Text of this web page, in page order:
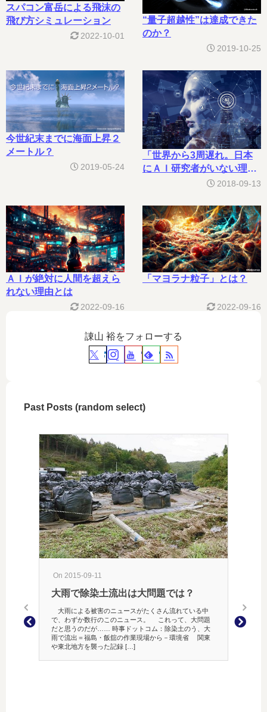
スパコン富岳による飛沫の
飛び方シミュレーション
2022-10-01
“量子超越性”は達成できた
のか？
2019-10-25
今世紀末までに海面上昇２
メートル？
2019-05-24
「世界から3周遅れ。日本
にＡＩ研究者がいない理
2018-09-13
ＡＩが絶対に人間を超えら
れない理由とは
2022-09-16
「マヨラナ粒子」とは？
2022-09-16
諌山 裕をフォローする
Past Posts (random select)
On 2015-09-11
大雨で除染土流出は大問題では？
大雨による被害のニュースがたくさん流れている中
で、わずか数行のこのニュース。 これって、大問題
だと思うのだが…… 時事ドットコム：除染土のう、大
雨で流出＝福島・飯舘の作業現場から－環境省 関東
や東北地方を襲った記録 […]
前にも
が右利
右利き